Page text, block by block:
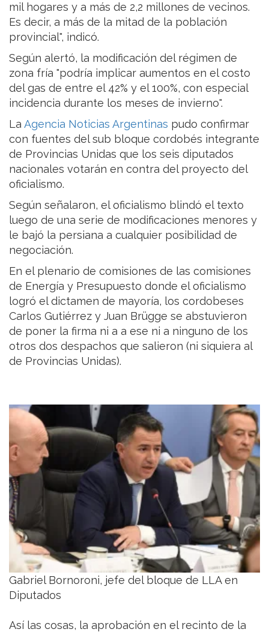
mil hogares y a más de 2,2 millones de vecinos.
Es decir, a más de la mitad de la población
provincial", indicó.
Según alertó, la modificación del régimen de
zona fría "podría implicar aumentos en el costo
del gas de entre el 42% y el 100%, con especial
incidencia durante los meses de invierno".
La Agencia Noticias Argentinas pudo confirmar
con fuentes del sub bloque cordobés integrante
de Provincias Unidas que los seis diputados
nacionales votarán en contra del proyecto del
oficialismo.
Según señalaron, el oficialismo blindó el texto
luego de una serie de modificaciones menores y
le bajó la persiana a cualquier posibilidad de
negociación.
En el plenario de comisiones de las comisiones
de Energía y Presupuesto donde el oficialismo
logró el dictamen de mayoría, los cordobeses
Carlos Gutiérrez y Juan Brügge se abstuvieron
de poner la firma ni a a ese ni a ninguno de los
otros dos despachos que salieron (ni siquiera al
de Provincias Unidas).
Gabriel Bornoroni, jefe del bloque de LLA en
Diputados
Así las cosas, la aprobación en el recinto de la